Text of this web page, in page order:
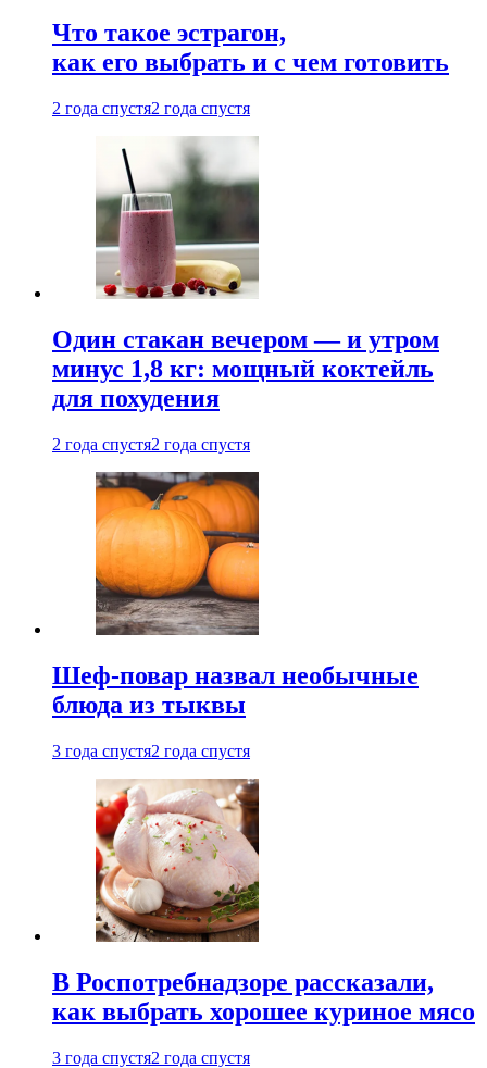
Что такое эстрагон,
как его выбрать и с чем готовить
2 года спустя2 года спустя
Один стакан вечером — и утром
минус 1,8 кг: мощный коктейль
для похудения
2 года спустя2 года спустя
Шеф-повар назвал необычные
блюда из тыквы
3 года спустя2 года спустя
В Роспотребнадзоре рассказали,
как выбрать хорошее куриное мясо
3 года спустя2 года спустя